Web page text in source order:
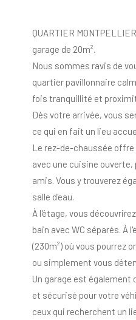
QUARTIER
garage de 20m².
Nous sommes ravis de
quartier pavillonnaire
fois tranquillité et
Dès votre arrivée, vous
ce qui en fait un lieu
Le rez-de-chaussée offre
avec une cuisine
amis. Vous y trouverez
salle d'eau.
À l'étage, vous
bain avec WC séparés. À
(230m²) où vous pourrez
ou simplement vous
Un garage est
et sécurisé pour votre
ceux qui recherchent un